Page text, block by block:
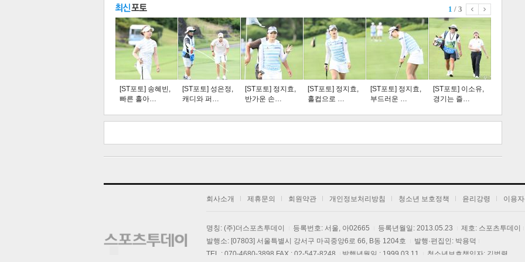
스북 터 공 오톡 공유 버블 트 크 트 축 사 하기 보기
주요뉴스
연예 라이프
1 / 3
[ST포토] 송혜빈,
빠른 홀아…
[ST포토] 성은정,
캐디와 퍼…
[ST포토] 정지효,
반가운 손…
[ST포토] 정지효,
홀컵으로 …
[ST포토] 정지효,
부드러운 …
[ST포토] 이소유,
경기는 즐…
회사소개 제휴문의 회원약관 개인정보처리방침 청소년 보호정책 윤리강령 이용
명칭: (주)더스포츠투데이 등록번호: 서울, 아02665 등록년월일: 2013.05.23
제호: 스포츠투데이
발행소: [07803] 서울특별시 강서구 마곡중앙6로 66, B동 1204호
발행·편집인: 박용덕
TEL : 070-4680-3898 FAX : 02-547-8248
발행년월일 : 1999.03.11 청소년보호책임자: 김범렬